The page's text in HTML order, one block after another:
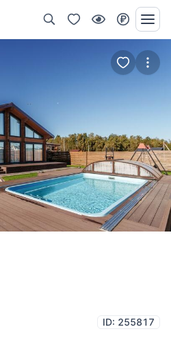
ID: 255817